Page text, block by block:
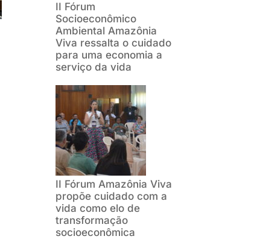
II Fórum
Socioeconômico
Ambiental Amazônia
Viva ressalta o cuidado
para uma economia a
serviço da vida
II Fórum Amazônia Viva
propõe cuidado com a
vida como elo de
transformação
socioeconômica